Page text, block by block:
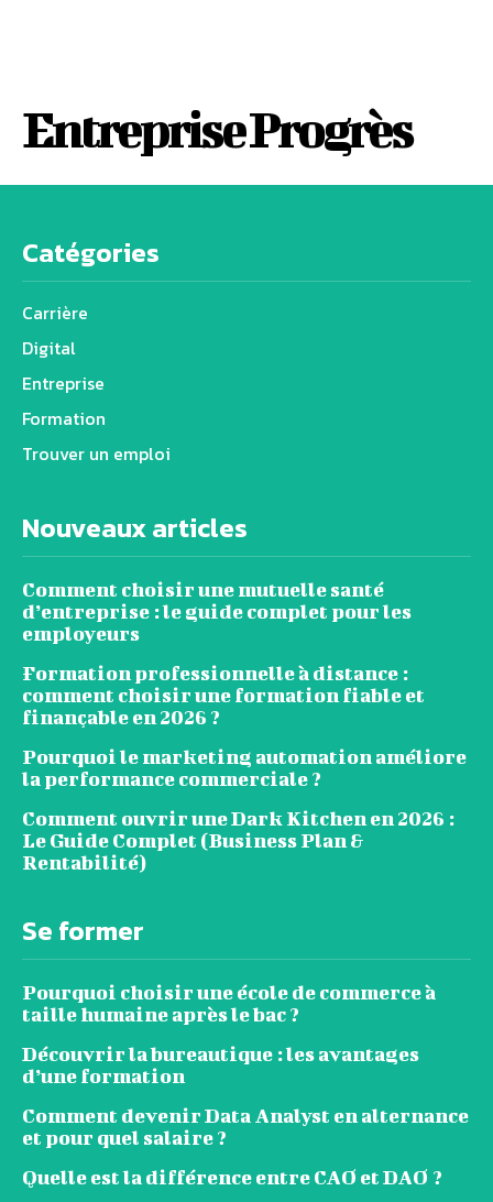
Entreprise Progrès
Catégories
Carrière
Digital
Entreprise
Formation
Trouver un emploi
Nouveaux articles
Comment choisir une mutuelle santé
d’entreprise : le guide complet pour les
employeurs
Formation professionnelle à distance :
comment choisir une formation fiable et
finançable en 2026 ?
Pourquoi le marketing automation améliore
la performance commerciale ?
Comment ouvrir une Dark Kitchen en 2026 :
Le Guide Complet (Business Plan &
Rentabilité)
Se former
Pourquoi choisir une école de commerce à
taille humaine après le bac ?
Découvrir la bureautique : les avantages
d’une formation
Comment devenir Data Analyst en alternance
et pour quel salaire ?
Quelle est la différence entre CAO et DAO ?